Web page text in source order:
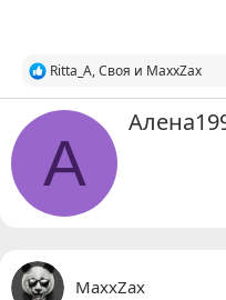
Р
а
и
и
Ritta_A,Своя и MaxxZax
А
А
в
MaxxZax